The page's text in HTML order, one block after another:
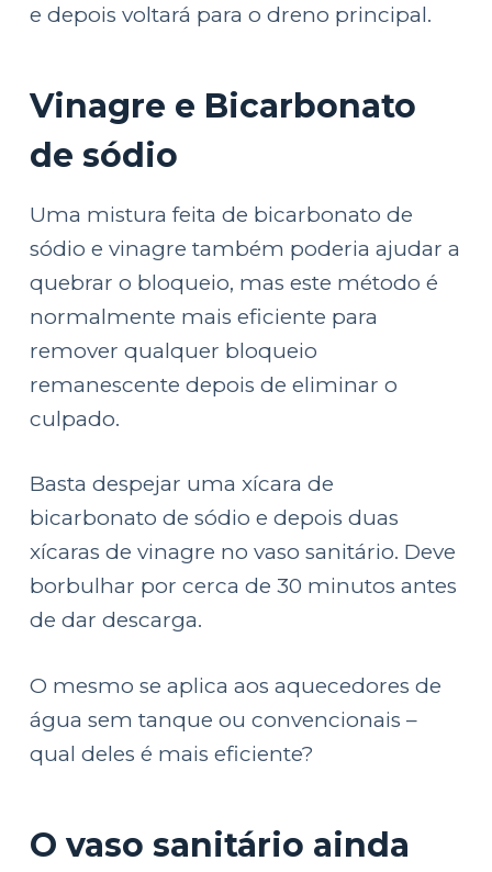
e depois voltará para o dreno principal.
Vinagre e Bicarbonato
de sódio
Uma mistura feita de bicarbonato de
sódio e vinagre também poderia ajudar a
quebrar o bloqueio, mas este método é
normalmente mais eficiente para
remover qualquer bloqueio
remanescente depois de eliminar o
culpado.
Basta despejar uma xícara de
bicarbonato de sódio e depois duas
xícaras de vinagre no vaso sanitário. Deve
borbulhar por cerca de 30 minutos antes
de dar descarga.
O mesmo se aplica aos aquecedores de
água sem tanque ou convencionais –
qual deles é mais eficiente?
O vaso sanitário ainda